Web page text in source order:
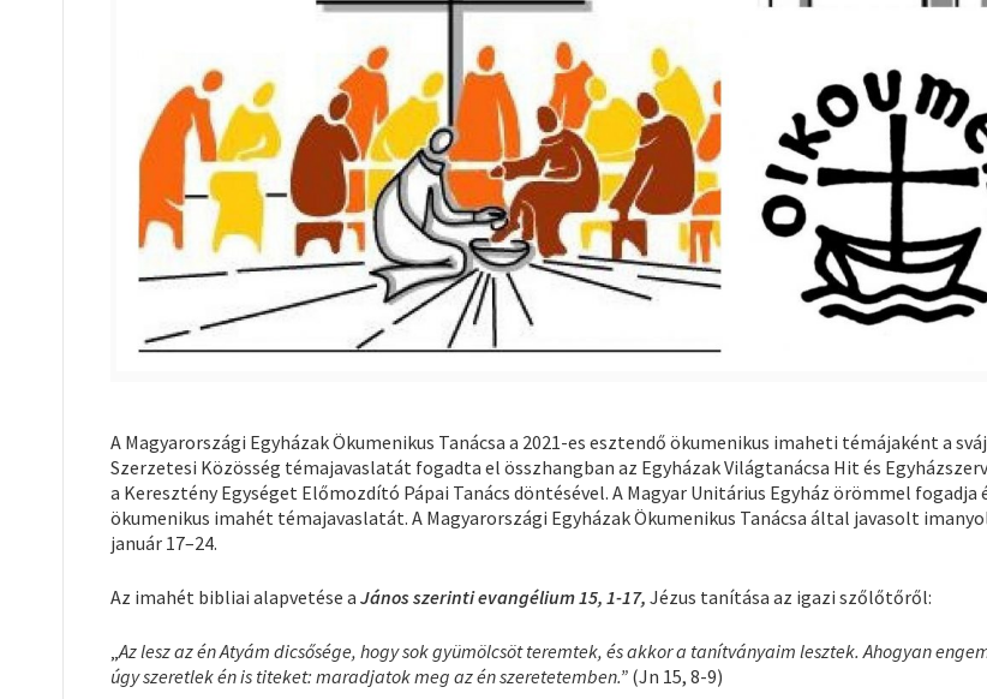
A Magyarországi Egyházak Ökumenikus Tanácsa a 2021-es esztendő ökumenikus imaheti témájaként a
Szerzetesi Közösség témajavaslatát fogadta el összhangban az Egyházak Világtanácsa Hit és
a Keresztény Egységet Előmozdító Pápai Tanács döntésével. A Magyar Unitárius Egyház örömmel fogadja
ökumenikus imahét témajavaslatát. A Magyarországi Egyházak Ökumenikus Tanácsa által javasolt
január 17–24.
Az imahét bibliai alapvetése a János szerinti evangélium 15, 1-17, Jézus tanítása az igazi szőlőtőről:
Az lesz az én Atyám dicsősége, hogy sok gyümölcsöt teremtek, és akkor a tanítványaim lesztek. Ahogyan
úgy szeretlek én is titeket: maradjatok meg az én szeretetemben.” (Jn 15, 8-9)